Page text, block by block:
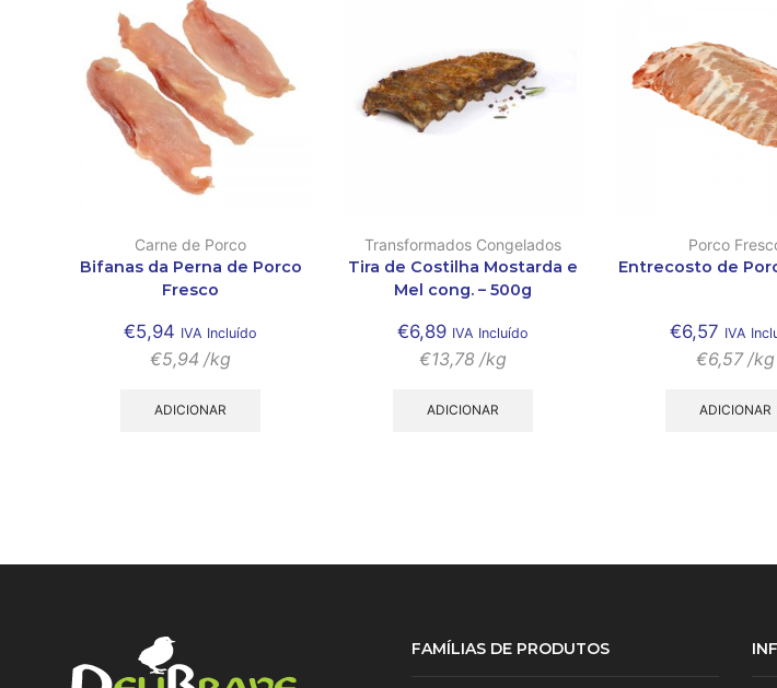
Carne de Porco
Bifanas da Perna de Porco
Fresco
€5,94 IVA Incluído
€5,94 /kg
ADICIONAR
Transformados Congelados
Tira de Costilha Mostarda e
Mel cong. – 500g
€6,89 IVA Incluído
€13,78 /kg
ADICIONAR
Porco
Entrecosto de
€6,57 IVA
€6,57 /kg
ADICIONAR
FAMÍLIAS DE PRODUTOS